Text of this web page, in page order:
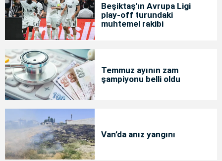
Beşiktaş'ın Avrupa Ligi
play-off turundaki
muhtemel rakibi
Temmuz ayının zam
şampiyonu belli oldu
Van’da anız yangını